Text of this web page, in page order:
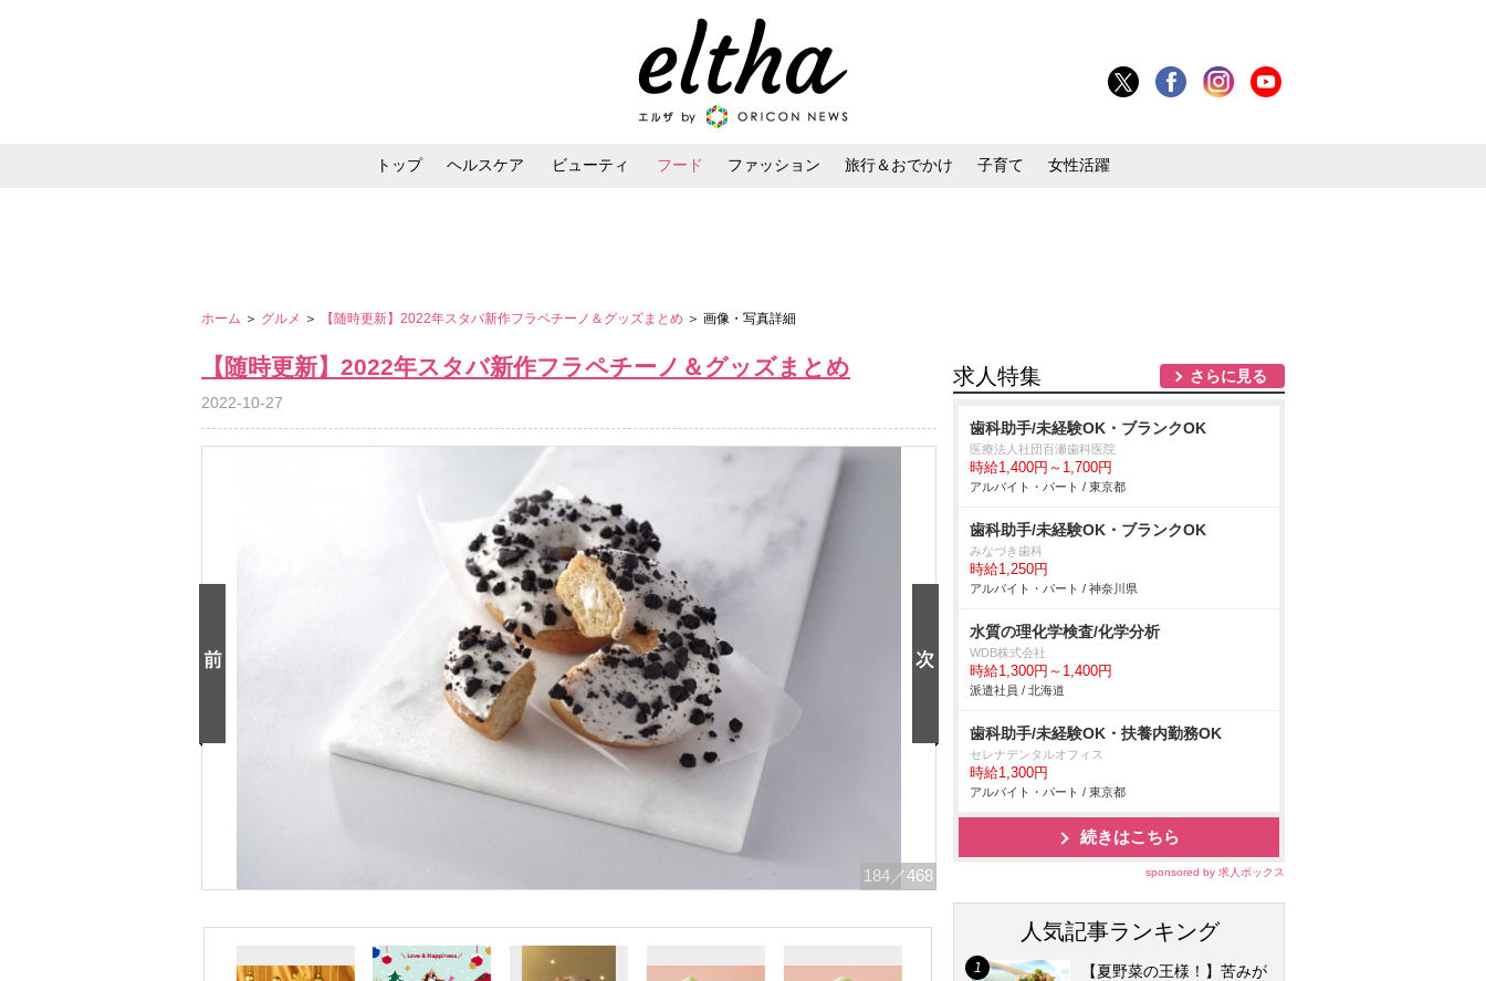
トップ ヘルスケア ビューティ フード ファッション 旅行＆おでかけ 子育て 女性活躍
ホーム ＞ グルメ ＞ 【随時更新】2022年スタバ新作フラペチーノ＆グッズまとめ ＞ 画像・写真詳細
【随時更新】2022年スタバ新作フラペチーノ＆グッズまとめ
2022-10-27
184 ／468
求人特集 さらに見る
歯科助手/未経験OK・ブランクOK
医療法人社団百瀬歯科医院
時給1,400円～1,700円
アルバイト・パート / 東京都
歯科助手/未経験OK・ブランクOK
みなづき歯科
時給1,250円
アルバイト・パート / 神奈川県
水質の理化学検査/化学分析
WDB株式会社
時給1,300円～1,400円
派遣社員 / 北海道
歯科助手/未経験OK・扶養内勤務OK
セレナデンタルオフィス
時給1,300円
アルバイト・パート / 東京都
続きはこちら
sponsored by 求人ボックス
人気記事ランキング
【夏野菜の王様！】苦みが